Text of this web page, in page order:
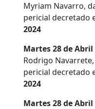
Myriam Navarro,
pericial decretado
2024
Martes 28 de Abril
Rodrigo
pericial decretado
2024
Martes 28 de Abril